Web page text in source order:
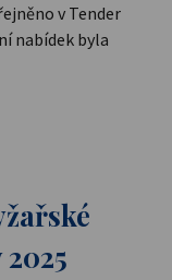
v Tender
nabídek byla